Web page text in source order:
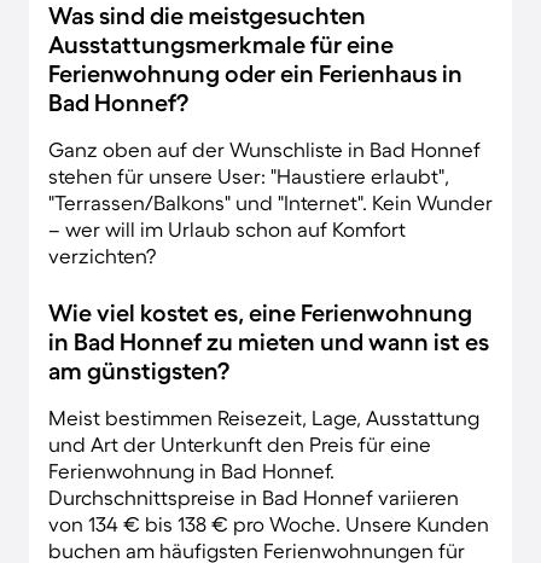
Was sind die meistgesuchten
Ausstattungsmerkmale für eine
Ferienwohnung oder ein Ferienhaus in
Bad Honnef?
Ganz oben auf der Wunschliste in Bad Honnef
stehen für unsere User: "Haustiere erlaubt",
"Terrassen/Balkons" und "Internet". Kein Wunder
– wer will im Urlaub schon auf Komfort
verzichten?
Wie viel kostet es, eine Ferienwohnung
in Bad Honnef zu mieten und wann ist es
am günstigsten?
Meist bestimmen Reisezeit, Lage, Ausstattung
und Art der Unterkunft den Preis für eine
Ferienwohnung in Bad Honnef.
Durchschnittspreise in Bad Honnef variieren
von 134 € bis 138 € pro Woche. Unsere Kunden
buchen am häufigsten Ferienwohnungen für